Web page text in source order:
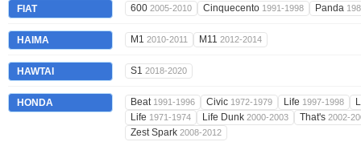
FIAT 600 2005-2010 Cinquecento 1991-1998 Panda
HAIMA M1 2010-2011 M11 2012-2014
HAWTAI S1 2018-2020
HONDA Beat 1991-1996 Civic 1972-1979 Life 1997-1998
Life 1971-1974 Life Dunk 2000-2003 That's 2002-
Zest Spark 2008-2012